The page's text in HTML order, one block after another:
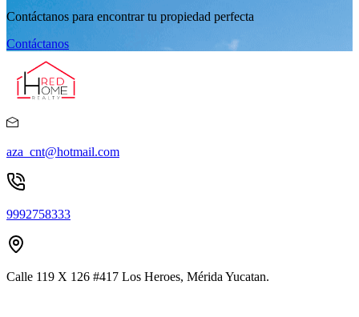
Contáctanos para encontrar tu propiedad perfecta
Contáctanos
aza_cnt@hotmail.com
9992758333
Calle 119 X 126 #417 Los Heroes, Mérida Yucatan.